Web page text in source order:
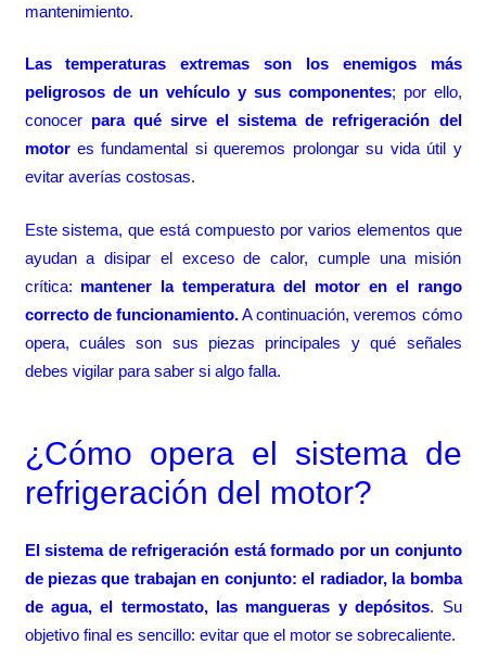
mantenimiento.
Las temperaturas extremas son los enemigos más
peligrosos de un vehículo y sus componentes; por ello,
conocer para qué sirve el sistema de refrigeración del
motores fundamental si queremos prolongar su vida útil y
evitar averías costosas.
Este sistema, que está compuesto por varios elementos que
ayudan a disipar el exceso de calor, cumple una misión
crítica: mantener la temperatura del motor en el rango
correcto de funcionamiento.A continuación, veremos cómo
opera, cuáles son sus piezas principales y qué señales
debes vigilar para saber si algo falla.
¿Cómo opera el sistema de
refrigeración del motor?
El sistema de refrigeración está formado por un conjunto
de piezas que trabajan en conjunto: el radiador, la bomba
de agua, el termostato, las mangueras y depósitos. Su
objetivo final es sencillo: evitar que el motor se sobrecaliente.